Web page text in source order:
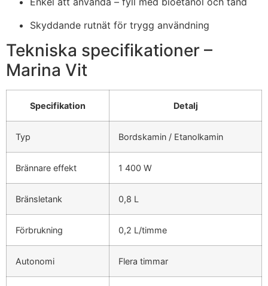
Skyddande rutnät för trygg användning
Tekniska specifikationer –
Marina Vit
Specifikation Detalj
Typ Bordskamin / Etanolkamin
Brännare effekt 1 400 W
Bränsletank 0,8 L
Förbrukning 0,2 L/timme
Autonomi Flera timmar